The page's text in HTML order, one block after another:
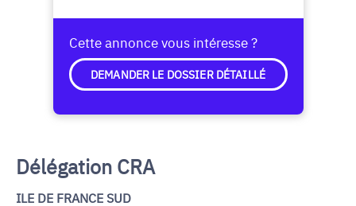
Cette annonce vous intéresse ?
DEMANDER LE DOSSIER DÉTAILLÉ
Délégation CRA
ILE DE FRANCE SUD